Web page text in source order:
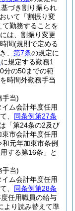
づき割り振られ
いて「割振り変
て勤務することを
は、割振り変更
間(規則で定める
、 第7条の規定に
に規定する勤務1
分の50までの範
時間外勤務手当
手当)
ム会計年度任用
、 同条例第27条
「第24条の2及び
市会計年度任用
和元年加東市条例
する第16条」と
手当)
ム会計年度任用
、 同条例第28条
任用職員の給与
より読み替えて準